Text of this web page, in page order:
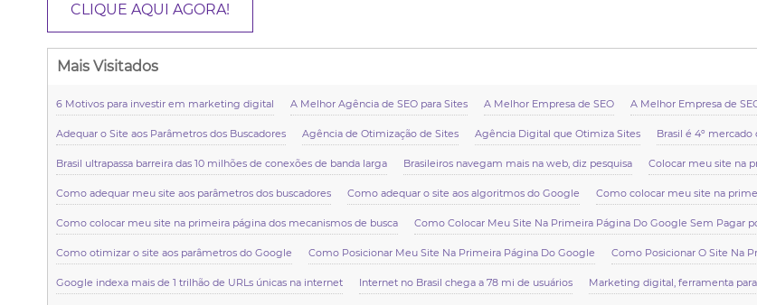
CLIQUE AQUI AGORA!
Mais Visitados
6 Motivos para investir em marketing digital A Melhor Agência de SEO para Sites A Melhor Empresa de SEO A Melhor Empresa de
Adequar o Site aos Parâmetros dos Buscadores Agência de Otimização de Sites Agência Digital que Otimiza Sites Brasil é 4º
Brasil ultrapassa barreira das 10 milhões de conexões de banda larga Brasileiros navegam mais na web, diz pesquisa Colocar meu site na
Como adequar meu site aos parâmetros dos buscadores Como adequar o site aos algoritmos do Google Como colocar meu site na
Como colocar meu site na primeira página dos mecanismos de busca Como Colocar Meu Site Na Primeira Página Do Google Sem Pagar
Como otimizar o site aos parâmetros do Google Como Posicionar Meu Site Na Primeira Página Do Google Como Posicionar O Site Na
Google indexa mais de 1 trilhão de URLs únicas na internet Internet no Brasil chega a 78 mi de usuários Marketing digital, ferramenta